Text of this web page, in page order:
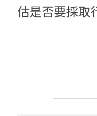
估是否要採取